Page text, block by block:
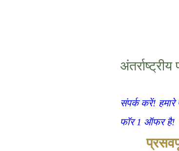
अंतर्राष्ट्रीय
संपर्क करें! हमारे
फॉर 1 ऑफर है!